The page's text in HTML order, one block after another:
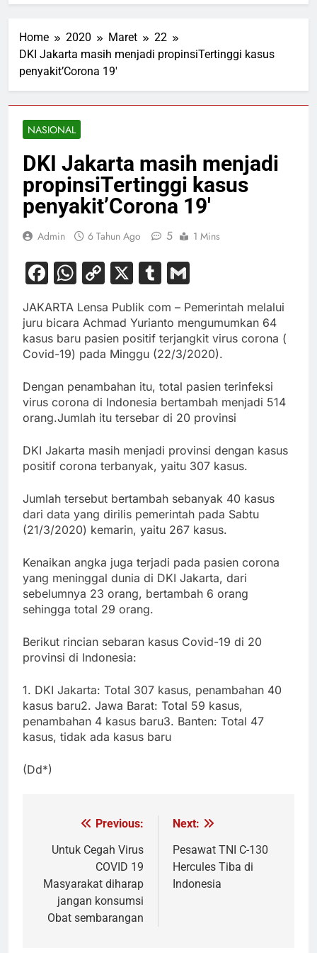
Home 2020 Maret
22
DKI Jakarta masih menjadi propinsiTertinggi kasus
penyakit’Corona 19′
NASIONAL
DKI Jakarta masih menjadi
propinsiTertinggi kasus
penyakit’Corona 19′
Admin 6 Tahun Ago 5 1 Mins
Facebook
WhatsApp
Copy
Link
X Tumblr
JAKARTA Lensa Publik com – Pemerintah melalui
juru bicara Achmad Yurianto mengumumkan 64
kasus baru pasien positif terjangkit virus corona (
Covid-19) pada Minggu (22/3/2020).
Dengan penambahan itu, total pasien terinfeksi
virus corona di Indonesia bertambah menjadi 514
orang.Jumlah itu tersebar di 20 provinsi
DKI Jakarta masih menjadi provinsi dengan kasus
positif corona terbanyak, yaitu 307 kasus.
Jumlah tersebut bertambah sebanyak 40 kasus
dari data yang dirilis pemerintah pada Sabtu
(21/3/2020) kemarin, yaitu 267 kasus.
Kenaikan angka juga terjadi pada pasien corona
yang meninggal dunia di DKI Jakarta, dari
sebelumnya 23 orang, bertambah 6 orang
sehingga total 29 orang.
Berikut rincian sebaran kasus Covid-19 di 20
provinsi di Indonesia:
1. DKI Jakarta: Total 307 kasus, penambahan 40
kasus baru2. Jawa Barat: Total 59 kasus,
penambahan 4 kasus baru3. Banten: Total 47
kasus, tidak ada kasus baru
(Dd*)
Navigasi
pos
Previous:
Untuk Cegah Virus
COVID 19
Masyarakat diharap
jangan konsumsi
Obat sembarangan
Next:
Pesawat TNI C-130
Hercules Tiba di
Indonesia